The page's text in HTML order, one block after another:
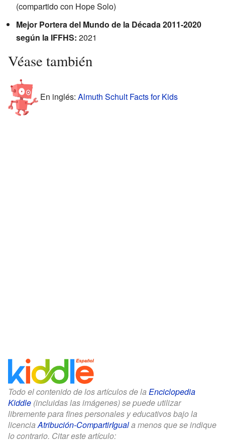
(compartido con Hope Solo)
Mejor Portera del Mundo de la Década 2011-2020
según la IFFHS: 2021
Véase también
En inglés: Almuth Schult Facts for Kids
Todo el contenido de los artículos de la Enciclopedia
Kiddle (incluidas las imágenes) se puede utilizar
libremente para fines personales y educativos bajo la
licenciaAtribución-CompartirIguala menos que se indique
lo contrario. Citar este artículo: